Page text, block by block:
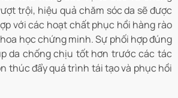
trội, hiệu quả chăm sóc da sẽ được
với các hoạt chất phục hồi hàng rào
học chứng minh. Sự phối hợp đúng
da chống chịu tốt hơn trước các tác
thúc đẩy quá trình tái tạo và phục hồi